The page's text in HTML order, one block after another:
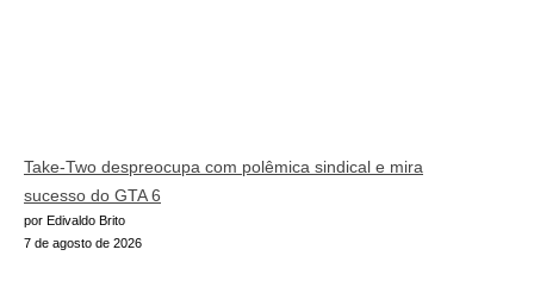
Take-Two despreocupa com polêmica sindical e mira
sucesso do GTA 6
por Edivaldo Brito
7 de agosto de 2026